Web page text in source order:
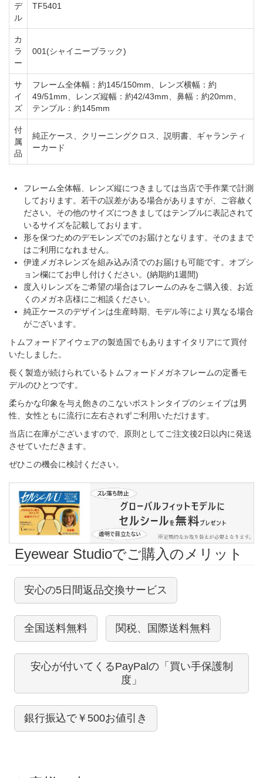
デ
ル
TF5401
カ
ラ
ー
001(シャイニーブラック)
サ
イ
ズ
フレーム全体幅：約145/150mm、レンズ横幅：約
49/51mm、レンズ縦幅：約42/43mm、鼻幅：約20mm、
テンプル：約145mm
付
属
品
純正ケース、クリーニングクロス、説明書、ギャランティ
ーカード
フレーム全体幅、レンズ縦につきましては当店で手作業で計測
しております。若干の誤差がある場合がありますが、ご容赦く
ださい。その他のサイズにつきましてはテンプルに表記されて
いるサイズを記載しております。
形を保つためのデモレンズでのお届けとなります。そのままで
はご利用になれません。
伊達メガネレンズを組み込み済でのお届けも可能です。オプシ
ョン欄にてお申し付けください。(納期約1週間)
度入りレンズをご希望の場合はフレームのみをご購入後、お近
くのメガネ店様にご相談ください。
純正ケースのデザインは生産時期、モデル等により異なる場合
がございます。
トムフォードアイウェアの製造国でもありますイタリアにて買付
いたしました。
長く製造が続けられているトムフォードメガネフレームの定番モ
デルのひとつです。
柔らかな印象を与え飽きのこないボストンタイプのシェイプは男
性、女性ともに流行に左右されずご利用いただけます。
当店に在庫がございますので、原則としてご注文後2日以内に発送
させていただきます。
ぜひこの機会に検討ください。
Eyewear Studioでご購入のメリット
安心の5日間返品交換サービス
全国送料無料 関税、国際送料無料
安心が付いてくるPayPalの「買い手保護制
度」
銀行振込で￥500お値引き